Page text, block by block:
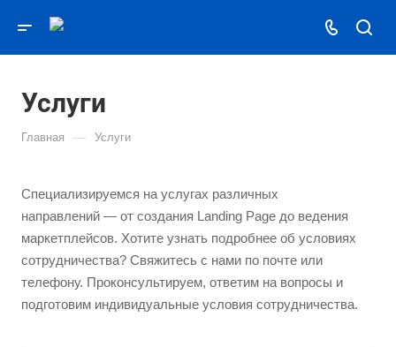
Услуги
Главная — Услуги
Специализируемся на услугах различных
направлений — от создания Landing Page до ведения
маркетплейсов. Хотите узнать подробнее об условиях
сотрудничества? Свяжитесь с нами по почте или
телефону. Проконсультируем, ответим на вопросы и
подготовим индивидуальные условия сотрудничества.